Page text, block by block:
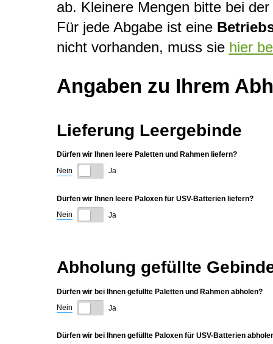
ab. Kleinere Mengen bitte bei
Für jede Abgabe ist eine
nicht vorhanden, muss sie hier
Angaben zu Ihrem
Lieferung Leergebinde
Dürfen wir Ihnen leere Paletten und Rahmen liefern?
Nein
Ja
Dürfen wir Ihnen leere Paloxen für USV-Batterien liefern?
Nein
Ja
Abholung gefüllte
Dürfen wir bei Ihnen gefüllte Paletten und Rahmen abholen?
Nein
Ja
Dürfen wir bei Ihnen gefüllte Paloxen für USV-Batterien